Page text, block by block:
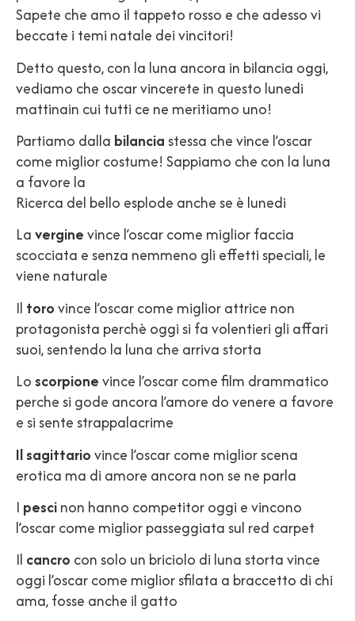
Sapete che amo il tappeto rosso e che adesso vi
beccate i temi natale dei vincitori!
Detto questo, con la luna ancora in bilancia oggi,
vediamo che oscar vincerete in questo lunedi
mattinain cui tutti ce ne meritiamo uno!
Partiamo dalla bilancia stessa che vince l’oscar
come miglior costume! Sappiamo che con la luna
a favore la
Ricerca del bello esplode anche se è lunedi
Laverginevince l’oscar come miglior faccia
scocciata e senza nemmeno gli effetti speciali, le
viene naturale
Il torovince l’oscar come miglior attrice non
protagonista perchè oggi si fa volentieri gli affari
suoi, sentendo la luna che arriva storta
Lo scorpionevince l’oscar come film drammatico
perche si gode ancora l’amore do venere a favore
e si sente strappalacrime
Ilsagittariovince l’oscar come miglior scena
erotica ma di amore ancora non se ne parla
I pescinon hanno competitor oggi e vincono
l’oscar come miglior passeggiata sul red carpet
Il cancro con solo un briciolo di luna storta vince
oggi l’oscar come miglior sfilata a braccetto di chi
ama, fosse anche il gatto